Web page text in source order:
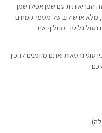
הבריאותית עם שמן אפילו שמן
מלא או שילוב של מספר קמחים .
נטול גלוטן המחליף את
סוגי גרסאות ואתם מוזמנים להכין